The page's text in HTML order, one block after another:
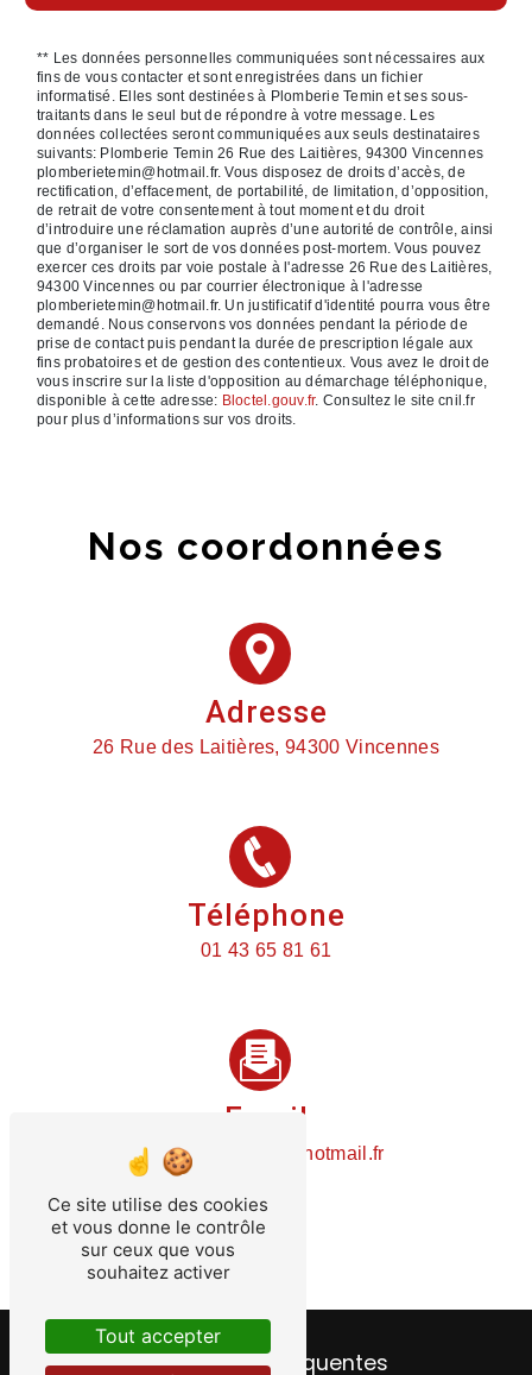
** Les données personnelles communiquées sont nécessaires aux
fins de vous contacter et sont enregistrées dans un fichier
informatisé. Elles sont destinées à Plomberie Temin et ses sous-
traitants dans le seul but de répondre à votre message. Les
données collectées seront communiquées aux seuls destinataires
suivants: Plomberie Temin 26 Rue des Laitières, 94300 Vincennes
plomberietemin@hotmail.fr. Vous disposez de droits d’accès, de
rectification, d’effacement, de portabilité, de limitation, d’opposition,
de retrait de votre consentement à tout moment et du droit
d’introduire une réclamation auprès d’une autorité de contrôle, ainsi
que d’organiser le sort de vos données post-mortem. Vous pouvez
exercer ces droits par voie postale à l'adresse 26 Rue des Laitières,
94300 Vincennes ou par courrier électronique à l'adresse
plomberietemin@hotmail.fr. Un justificatif d'identité pourra vous être
demandé. Nous conservons vos données pendant la période de
prise de contact puis pendant la durée de prescription légale aux
fins probatoires et de gestion des contentieux. Vous avez le droit de
vous inscrire sur la liste d'opposition au démarchage téléphonique,
disponible à cette adresse: Bloctel.gouv.fr. Consultez le site cnil.fr
pour plus d’informations sur vos droits.
Nos coordonnées
Adresse
26 Rue des Laitières, 94300 Vincennes
Téléphone
01 43 65 81 61
Email
plomberietemin@hotmail.fr
Recherches fréquentes
Ce site utilise des cookies
et vous donne le contrôle
sur ceux que vous
souhaitez activer
Tout accepter